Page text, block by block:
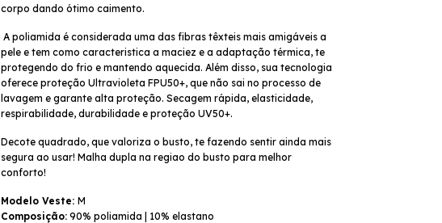
corpo dando ótimo caimento.
pele e tem como caracteristica a maciez e a adaptação térmica, te
protegendo do frio e mantendo aquecida. Além disso, sua tecnologia
oferece proteção Ultravioleta FPU50+, que não sai no processo de
lavagem e garante alta proteção. Secagem rápida, elasticidade,
respirabilidade, durabilidade e proteção UV50+.
Decote quadrado, que valoriza o busto, te fazendo sentir ainda mais
segura ao usar! Malha dupla na regiao do busto para melhor
conforto!
Modelo Veste: M
Composição: 90% poliamida | 10% elastano